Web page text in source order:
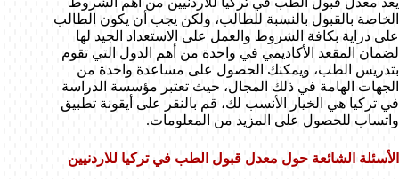
الخاصة بالقبول بالنسبة للطالب، ولكن يجب أن يكون الطالب
على دراية بكافة الشروط والعمل على الاستعداد الجيد لها
لضمان المقعد الأكاديمي في واحدة من أهم الدول التي تقوم
بتدريس الطب، ويمكنك الحصول على مساعدة واحدة من
الجهات الهامة في ذلك المجال، حيث تعتبر مؤسسة الدراسة
في تركيا هي الخيار الأنسب لك، قم بالنقر على أيقونة تطبيق
واتساب للحصول على المزيد من المعلومات.
الأسئلة الشائعة حول معدل قبول الطب في تركيا للاردنيين